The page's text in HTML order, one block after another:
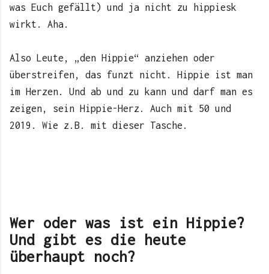
was Euch gefällt) und ja nicht zu hippiesk
wirkt. Aha.
Also Leute, „den Hippie“ anziehen oder
überstreifen, das funzt nicht. Hippie ist man
im Herzen. Und ab und zu kann und darf man es
zeigen, sein Hippie-Herz. Auch mit 50 und
2019. Wie z.B. mit dieser Tasche.
Wer oder was ist ein Hippie?
Und gibt es die heute
überhaupt noch?